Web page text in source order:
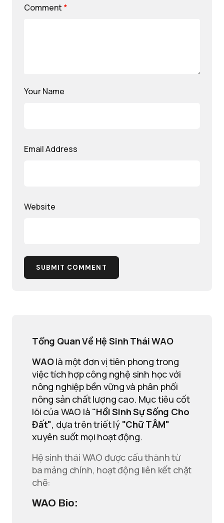
Comment *
Your Name
Email Address
Website
SUBMIT COMMENT
Tổng Quan Về Hệ Sinh Thái WAO
WAOlà một đơn vị tiên phong trong
việc tích hợp công nghệ sinh học với
nông nghiệp bền vững và phân phối
nông sản chất lượng cao. Mục tiêu cốt
lõi của WAO là "Hồi Sinh Sự Sống Cho
Đất", dựa trên triết lý "Chữ TÂM"
xuyên suốt mọi hoạt động.
Hệ sinh thái WAO được cấu thành từ
ba mảng chính, hoạt động liên kết chặt
chẽ:
WAO Bio: